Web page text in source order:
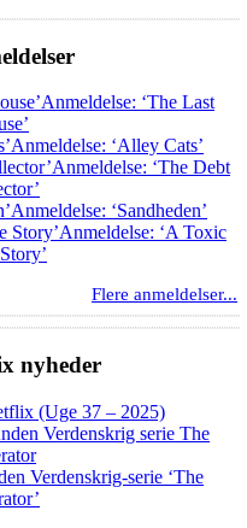
Anmeldelse: ‘The Last
Anmeldelse: ‘Alley Cats’
Anmeldelse: ‘The Debt
Anmeldelse: ‘Sandheden’
Anmeldelse: ‘A Toxic
Flere anmeldelser...
nyheder
(Uge 37 – 2025)
Verdenskrig-serie ‘The